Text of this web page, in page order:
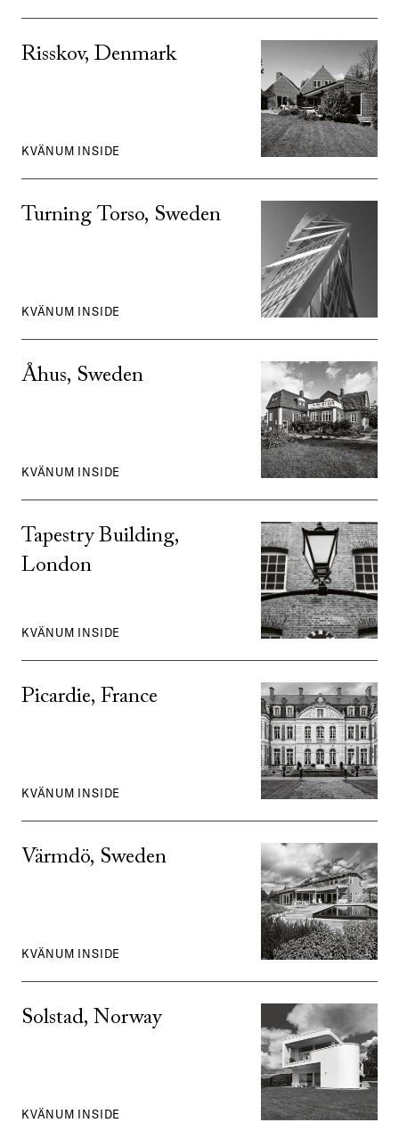
Risskov, Denmark
KVÄNUM INSIDE
Turning Torso, Sweden
KVÄNUM INSIDE
Åhus, Sweden
KVÄNUM INSIDE
Tapestry Building,
London
KVÄNUM INSIDE
Picardie, France
KVÄNUM INSIDE
Värmdö, Sweden
KVÄNUM INSIDE
Solstad, Norway
KVÄNUM INSIDE